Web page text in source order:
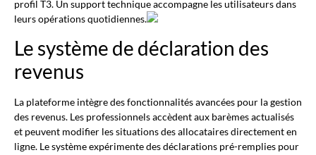
profil T3. Un support technique accompagne les utilisateurs dans
leurs opérations quotidiennes.
Le système de déclaration des
revenus
La plateforme intègre des fonctionnalités avancées pour la gestion
des revenus. Les professionnels accèdent aux barèmes actualisés
et peuvent modifier les situations des allocataires directement en
ligne. Le système expérimente des déclarations pré-remplies pour